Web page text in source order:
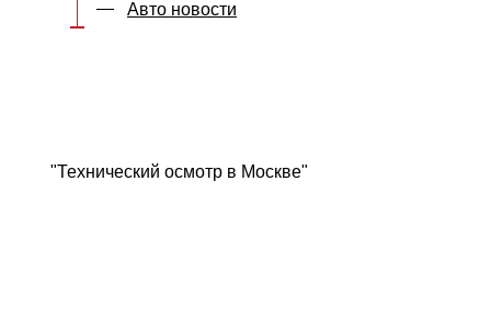
Авто новости
"Технический осмотр в Москве"